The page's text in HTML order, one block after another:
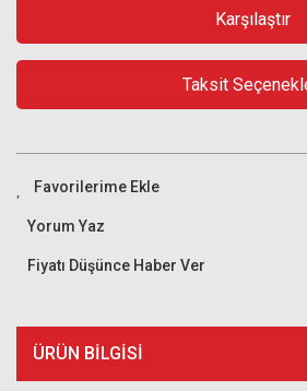
Karşılaştır
Taksit
Yorum Yaz
Fiyatı Düşünce Haber Ver
ÜRÜN BILGISI